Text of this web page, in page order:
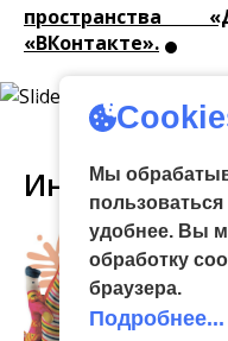
пространства
«ВКонтакте».
Интересное
Мы
удобнее. Вы
обработку
браузера.
Подробнее...